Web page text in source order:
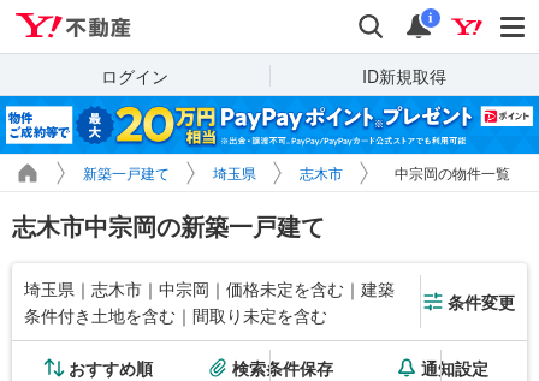
検索 通知
i
ログイン ID新規取得
新築一戸建て 埼玉県 志木市 中宗岡の物件一覧
志木市中宗岡の新築一戸建て
埼玉県｜志木市｜中宗岡｜価格未定を含む｜建築
条件付き土地を含む｜間取り未定を含む
条件変更
おすすめ順 検索条件保存 通知設定